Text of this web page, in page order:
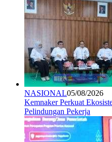
NASIONAL05/08/2026
Kemnaker Perkuat
Pelindungan Pekerja